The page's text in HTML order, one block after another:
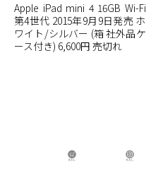
Apple iPad mini 4 16GB Wi-Fi
第4世代 2015年9月9日発売 ホ
ワイト/シルバー (箱 社外品ケ
ース付き) 6,600円 売切れ
B.B.L Store